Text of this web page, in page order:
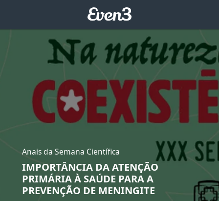
Anais da Semana Científica
IMPORTÂNCIA DA ATENÇÃO
PRIMÁRIA À SAÚDE PARA A
PREVENÇÃO DE MENINGITE